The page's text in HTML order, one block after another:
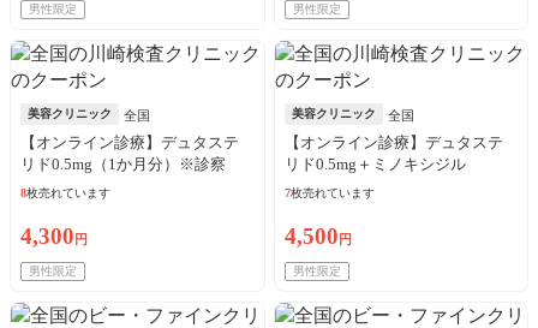
男性限定 男性限定
美容クリニック 全国
【オンライン診療】デュタステ
リド0.5mg（1か月分）※診察
料・送料込
8枚売れています
4,300 円
男性限定
美容クリニック 全国
【オンライン診療】デュタステ
リド0.5mg＋ミノキシジル
5mg（1か月分）※診察料・送料
7枚売れています
4,500 円
男性限定